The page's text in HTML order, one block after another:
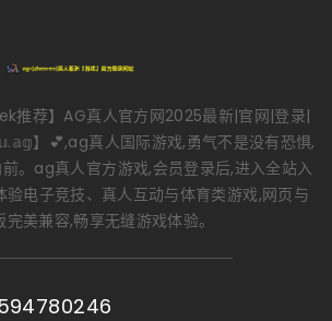
推荐】AG真人官方网2025最新|官网|登录|
】💕,ag真人国际游戏,勇气不是没有恐惧,
。ag真人官方游戏,会员登录后,进入全站入
验电子竞技、真人互动与体育类游戏,网页与
完美兼容,畅享无缝游戏体验。